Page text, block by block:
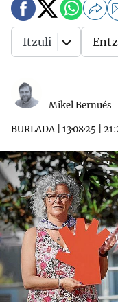
Mikel Bernués
BURLADA| 13·08·25
Itzuli